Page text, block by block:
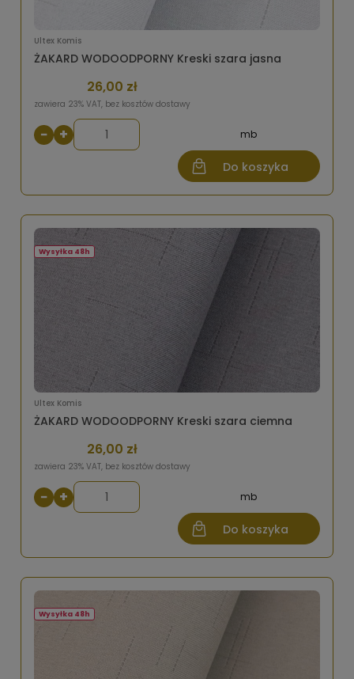
Ultex Komis
ŻAKARD WODOODPORNY Kreski szara jasna
26,00 zł
zawiera 23% VAT, bez kosztów dostawy
− + mb
Do koszyka
Ultex Komis
ŻAKARD WODOODPORNY Kreski szara ciemna
26,00 zł
zawiera 23% VAT, bez kosztów dostawy
− + mb
Do koszyka
Wysyłka 48h
Wysyłka 48h